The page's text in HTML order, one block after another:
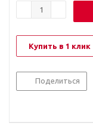
Купить в 1 клик
Поделиться